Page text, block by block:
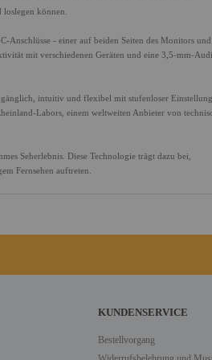
können.
Anschlüsse - einer auf beiden Seiten des Monitors
mit verschiedenen Geräten und eine 3,5-mm-
intuitiv und flexibel mit stufenloser
Labors, einem weltweiten Anbieter von
Seherlebnis. Diese Technologie trägt dazu bei,
Fernsehen auftreten.
KUNDENSERVICE
Bestellvorgang